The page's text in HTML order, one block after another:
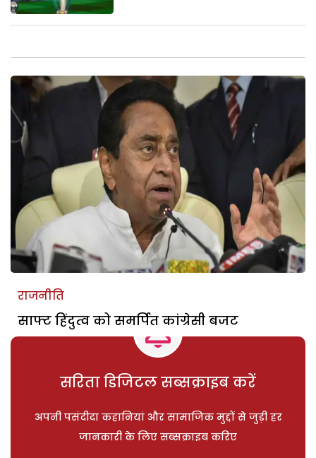
राजनीति
साफ्ट हिंदुत्व को समर्पित कांग्रेसी बजट
सरिता डिजिटल सब्सक्राइब करें
अपनी पसंदीदा कहानियां और सामाजिक मुद्दों से जुड़ी हर
जानकारी के लिए सब्सक्राइब करिए